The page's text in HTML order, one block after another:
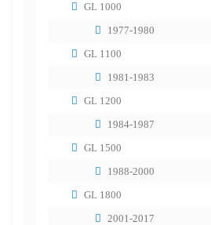
GL 1000
1977-1980
GL 1100
1981-1983
GL 1200
1984-1987
GL 1500
1988-2000
GL 1800
2001-2017